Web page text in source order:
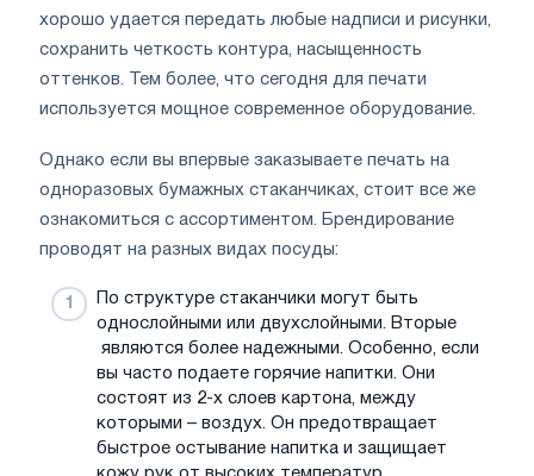
хорошо удается передать любые надписи и рисунки,
сохранить четкость контура, насыщенность
оттенков. Тем более, что сегодня для печати
используется мощное современное оборудование.
Однако если вы впервые заказываете печать на
одноразовых бумажных стаканчиках, стоит все же
ознакомиться с ассортиментом. Брендирование
проводят на разных видах посуды:
По структуре стаканчики могут быть
однослойными или двухслойными. Вторые
являются более надежными. Особенно, если
вы часто подаете горячие напитки. Они
состоят из 2-х слоев картона, между
которыми – воздух. Он предотвращает
быстрое остывание напитка и защищает